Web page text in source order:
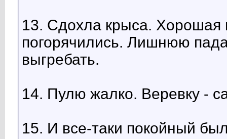
13. Сдохла крыса. Хорошая
погорячились. Лишнюю
выгребать.
14. Пулю жалко. Веревку -
15. И все-таки покойный